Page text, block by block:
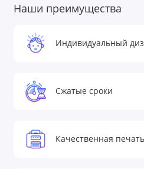
Наши преимущества
Индивидуальный
Сжатые сроки
Качественная печать